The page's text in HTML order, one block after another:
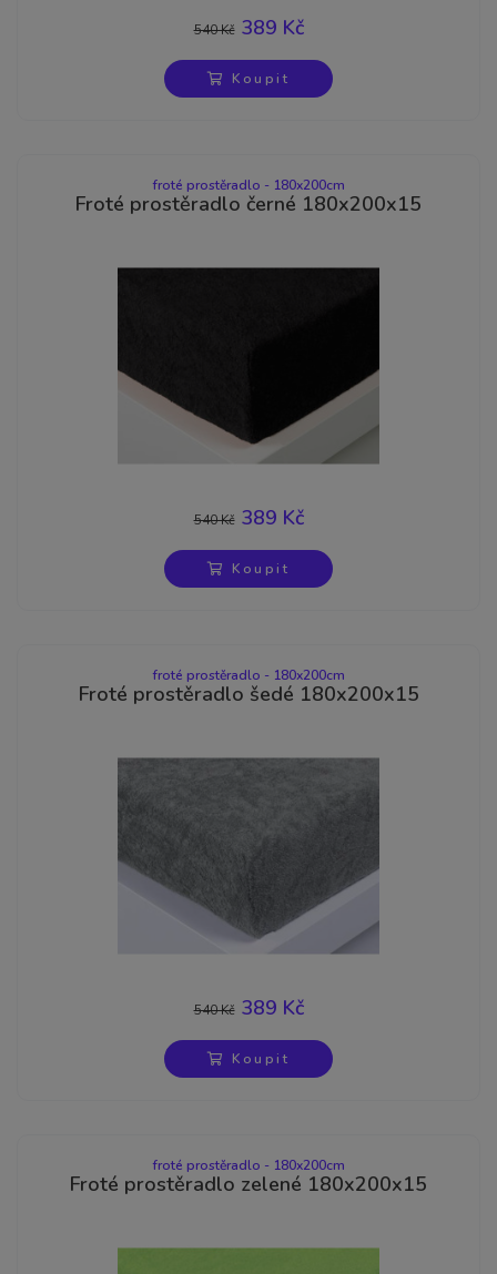
540 Kč389 Kč
Koupit
froté prostěradlo - 180x200cm
Froté prostěradlo černé 180x200x15
540 Kč389 Kč
Koupit
froté prostěradlo - 180x200cm
Froté prostěradlo šedé 180x200x15
540 Kč389 Kč
Koupit
froté prostěradlo - 180x200cm
Froté prostěradlo zelené 180x200x15